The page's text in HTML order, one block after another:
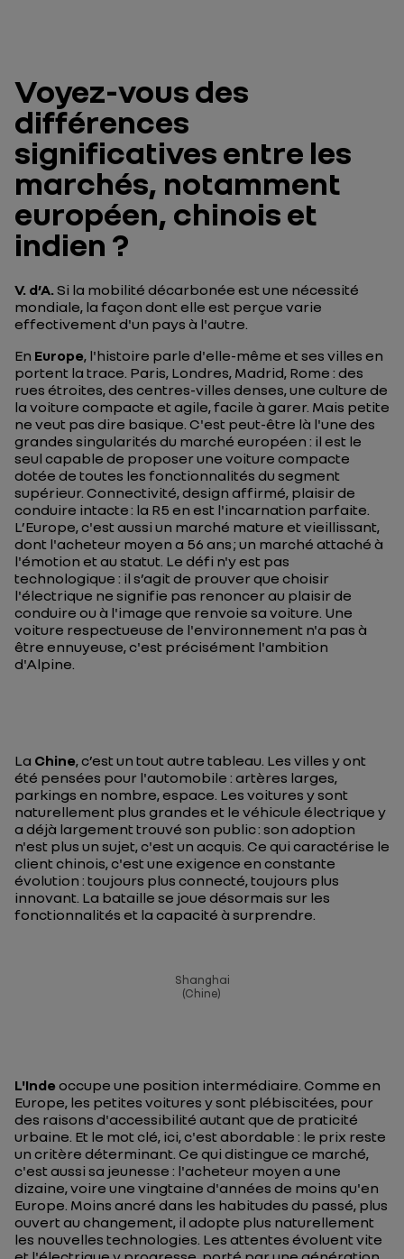
Voyez-vous des
différences
significatives entre les
marchés, notamment
européen, chinois et
indien ?
V. d’A.Si la mobilité décarbonée est une nécessité
mondiale, la façon dont elle est perçue varie
effectivement d'un pays à l'autre.
En Europe, l'histoire parle d'elle-même et ses villes en
portent la trace. Paris, Londres, Madrid, Rome : des
rues étroites, des centres-villes denses, une culture de
la voiture compacte et agile, facile à garer. Mais petite
ne veut pas dire basique. C'est peut-être là l'une des
grandes singularités du marché européen : il est le
seul capable de proposer une voiture compacte
dotée de toutes les fonctionnalités du segment
supérieur. Connectivité, design affirmé, plaisir de
conduire intacte : la R5 en est l'incarnation parfaite.
L’Europe, c'est aussi un marché mature et vieillissant,
dont l'acheteur moyen a 56 ans ; un marché attaché à
l'émotion et au statut. Le défi n'y est pas
technologique : il s’agit de prouver que choisir
l'électrique ne signifie pas renoncer au plaisir de
conduire ou à l'image que renvoie sa voiture. Une
voiture respectueuse de l'environnement n'a pas à
être ennuyeuse, c'est précisément l'ambition
d'Alpine.
La Chine, c’est un tout autre tableau. Les villes y ont
été pensées pour l'automobile : artères larges,
parkings en nombre, espace. Les voitures y sont
naturellement plus grandes et le véhicule électrique y
a déjà largement trouvé son public : son adoption
n'est plus un sujet, c'est un acquis. Ce qui caractérise le
client chinois, c'est une exigence en constante
évolution : toujours plus connecté, toujours plus
innovant. La bataille se joue désormais sur les
fonctionnalités et la capacité à surprendre.
Shanghai
(Chine)
L'Inde occupe une position intermédiaire. Comme en
Europe, les petites voitures y sont plébiscitées, pour
des raisons d'accessibilité autant que de praticité
urbaine. Et le mot clé, ici, c'est abordable : le prix reste
un critère déterminant. Ce qui distingue ce marché,
c'est aussi sa jeunesse : l'acheteur moyen a une
dizaine, voire une vingtaine d'années de moins qu'en
Europe. Moins ancré dans les habitudes du passé, plus
ouvert au changement, il adopte plus naturellement
les nouvelles technologies. Les attentes évoluent vite